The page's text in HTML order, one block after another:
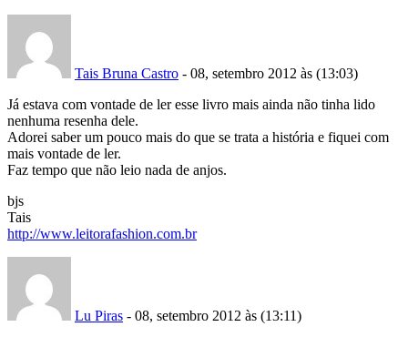
Tais Bruna Castro - 08, setembro 2012 às (13:03)
Já estava com vontade de ler esse livro mais ainda não tinha lido
nenhuma resenha dele.
Adorei saber um pouco mais do que se trata a história e fiquei com
mais vontade de ler.
Faz tempo que não leio nada de anjos.
bjs
Tais
http://www.leitorafashion.com.br
Lu Piras - 08, setembro 2012 às (13:11)